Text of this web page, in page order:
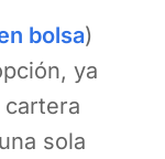
bolsa)
ya
sola